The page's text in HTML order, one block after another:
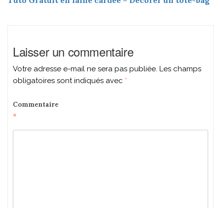
Laisser un commentaire
Votre adresse e-mail ne sera pas publiée. Les champs
obligatoires sont indiqués avec *
Commentaire
*